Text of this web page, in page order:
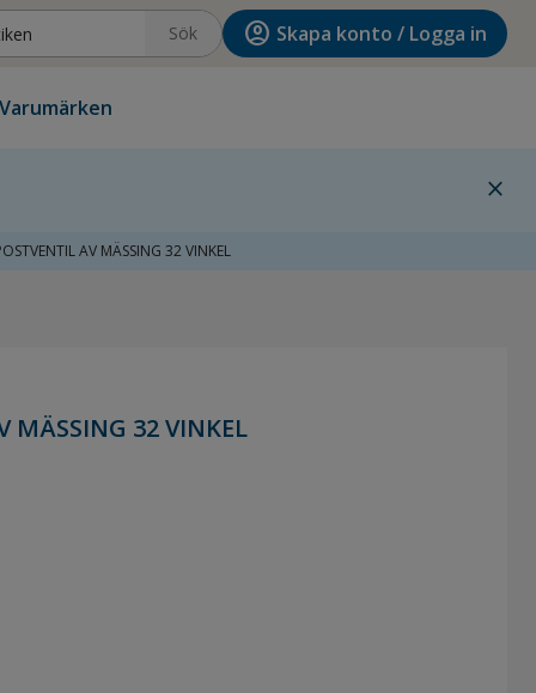
Sök account_circle Skapa konto / Logga in
Varumärken
close
AV MÄSSING 32 VINKEL
MÄSSING 32 VINKEL